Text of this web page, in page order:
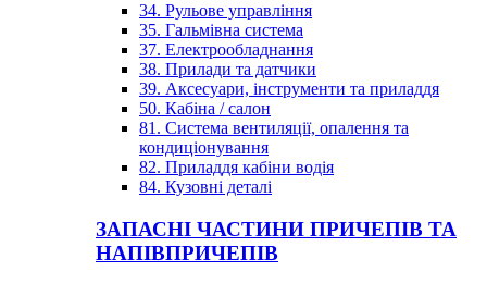
34. Рульове управління
35. Гальмівна система
37. Електрообладнання
38. Прилади та датчики
39. Аксесуари, інструменти та приладдя
50. Кабіна / салон
81. Система вентиляції, опалення та
кондиціонування
82. Приладдя кабіни водія
84. Кузовні деталі
ЗАПАСНІ ЧАСТИНИ ПРИЧЕПІВ ТА
НАПІВПРИЧЕПІВ